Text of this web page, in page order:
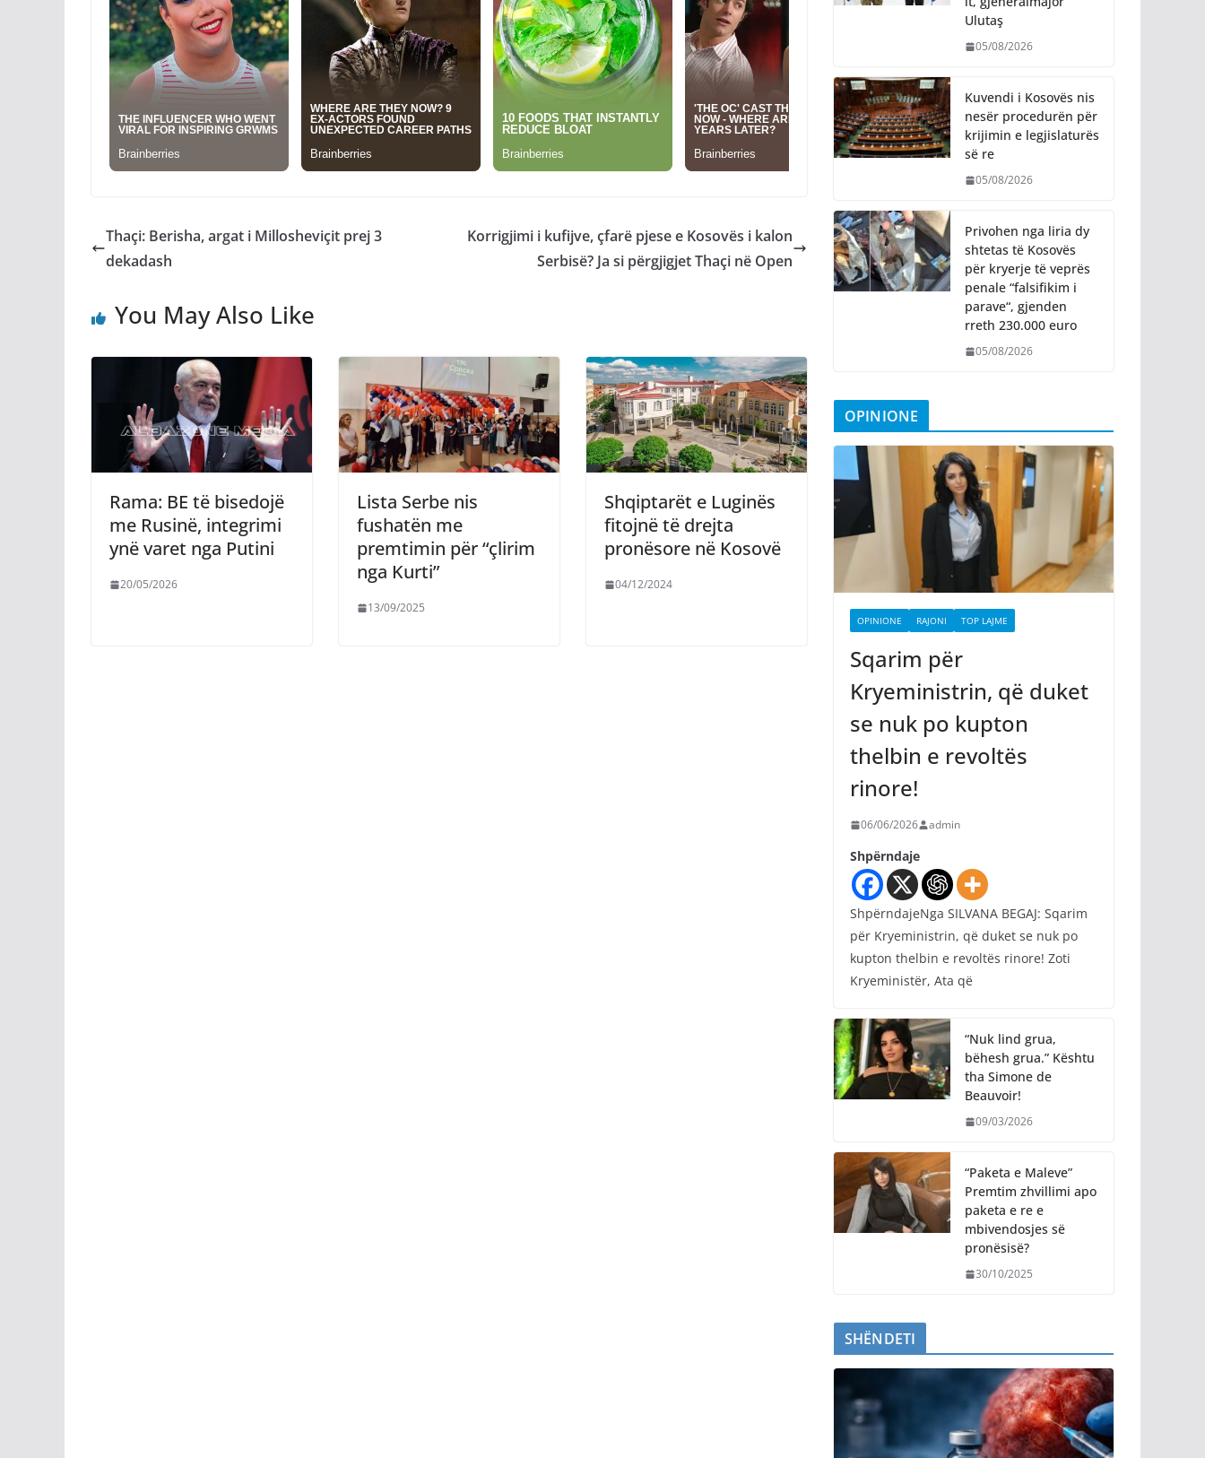
Thaçi: Berisha, argat i Millosheviçit prej 3
dekadash
Korrigjimi i kufijve, çfarë pjese e Kosovës i kalon
Serbisë? Ja si përgjigjet Thaçi në Open
You May Also Like
Rama: BE të bisedojë
me Rusinë, integrimi
ynë varet nga Putini
20/05/2026
Lista Serbe nis
fushatën me
premtimin për “çlirim
nga Kurti”
13/09/2025
Shqiptarët e Luginës
fitojnë të drejta
pronësore në Kosovë
04/12/2024
Ulutaş
05/08/2026
Kuvendi i Kosovës nis
nesër procedurën për
krijimin e legjislaturës
së re
05/08/2026
Privohen nga liria dy
shtetas të Kosovës
për kryerje të veprës
penale “falsifikim i
parave“, gjenden
rreth 230.000 euro
05/08/2026
OPINIONE
OPINIONE RAJONI TOP LAJME
Sqarim për
Kryeministrin, që duket
se nuk po kupton
thelbin e revoltës
rinore!
06/06/2026 admin
Shpërndaje
ShpërndajeNga SILVANA BEGAJ: Sqarim
për Kryeministrin, që duket se nuk po
kupton thelbin e revoltës rinore! Zoti
Kryeministër, Ata që
“Nuk lind grua,
bëhesh grua.” Kështu
tha Simone de
Beauvoir!
09/03/2026
“Paketa e Maleve”
Premtim zhvillimi apo
paketa e re e
mbivendosjes së
pronësisë?
30/10/2025
SHËNDETI